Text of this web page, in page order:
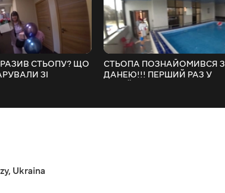
СТЬОПУ? ЩО
ЗІ
СТЬОПА ПОЗНАЙОМИВСЯ З
ДАНЕЮ!!! ПЕРШИЙ РАЗ У
, Ukraina